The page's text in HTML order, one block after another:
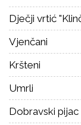
Dječji vrtić
Vjenčani
Kršteni
Umrli
Dobravski pijac